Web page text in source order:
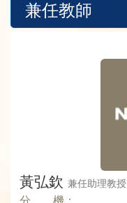
兼任教師
黃弘欽 兼任助理教授